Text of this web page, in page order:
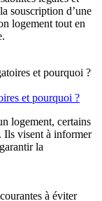
souscription d’une
logement tout en
et pourquoi ?
logement, certains
Ils visent à informer
la